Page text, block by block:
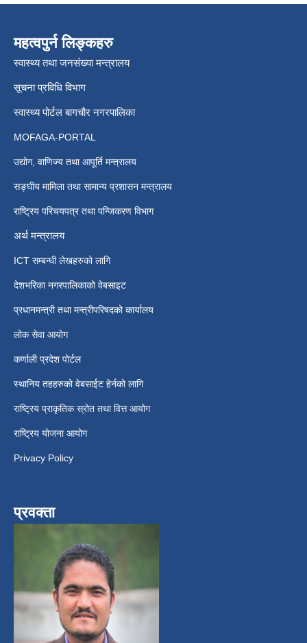
महत्वपुर्न लिङ्कहरु
स्वास्थ्य तथा जनसंख्या मन्त्रालय
सूचना प्रविधि विभाग
स्वास्थ्य पोर्टल बागचौर नगरपालिका
MOFAGA-PORTAL
उद्योग, वाणिज्य तथा आपूर्ति मन्त्रालय
सङ्घीय मामिला तथा सामान्य प्रशासन मन्त्रालय
राष्ट्रिय परिचयपत्र तथा पन्जिकरण विभाग
अर्थ मन्त्रालय
ICT सम्बन्धी लेखहरुको लागि
देशभरिका नगरपालिकाको वेबसाइट
प्रधानमन्त्री तथा मन्त्रीपरिषदको कार्यालय
लोक सेवा आयोग
कर्णाली प्रदेश पोर्टल
स्थानिय तहहरुको वेबसाईट हेर्नको लागि
राष्ट्रिय प्राकृतिक स्रोत तथा वित्त आयोग
राष्ट्रिय योजना आयोग
Privacy Policy
प्रवक्ता